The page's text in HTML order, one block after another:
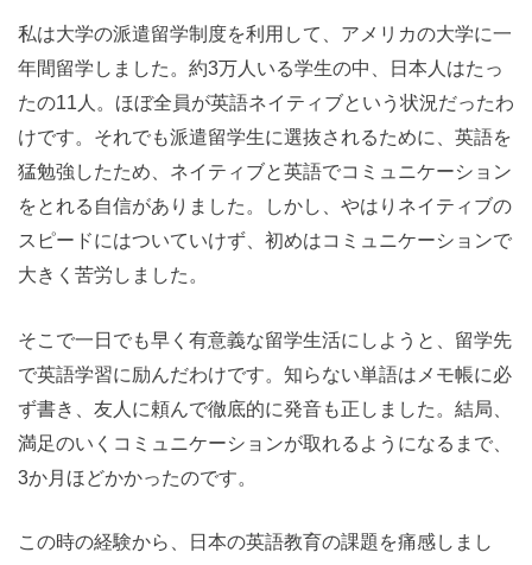
私は大学の派遣留学制度を利用して、アメリカの大学に一
年間留学しました。約3万人いる学生の中、日本人はたっ
たの11人。ほぼ全員が英語ネイティブという状況だったわ
けです。それでも派遣留学生に選抜されるために、英語を
猛勉強したため、ネイティブと英語でコミュニケーション
をとれる自信がありました。しかし、やはりネイティブの
スピードにはついていけず、初めはコミュニケーションで
大きく苦労しました。
そこで一日でも早く有意義な留学生活にしようと、留学先
で英語学習に励んだわけです。知らない単語はメモ帳に必
ず書き、友人に頼んで徹底的に発音も正しました。結局、
満足のいくコミュニケーションが取れるようになるまで、
3か月ほどかかったのです。
この時の経験から、日本の英語教育の課題を痛感しまし